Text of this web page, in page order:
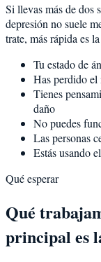
Si llevas más de dos
depresión no suele
trate, más rápida es
Tu estado de
Has perdido el
Tienes
daño
No puedes
Las personas
Estás usando
Qué esperar
Qué
principal es